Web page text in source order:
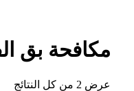
مكافحة بق
عرض ⁦2⁩ من كل النتائج